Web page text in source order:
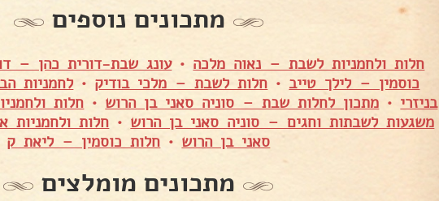
מתכונים נוספים
חלות ולחמניות לשבת – נאוה מלכה •עונג שבת-דורית כהן –
כוסמין – לילך טייב • חלות לשבת – מלכי בודיק • לחמניות
בניזרי • מתכון לחלות שבת – סוניה סאני בן הרוש • חלות
משגעות לשבתות וחגים – סוניה סאני בן הרוש • חלות ולחמניות
סאני בן הרוש • חלות כוסמין – ליאת ק
מתכונים מומלצים